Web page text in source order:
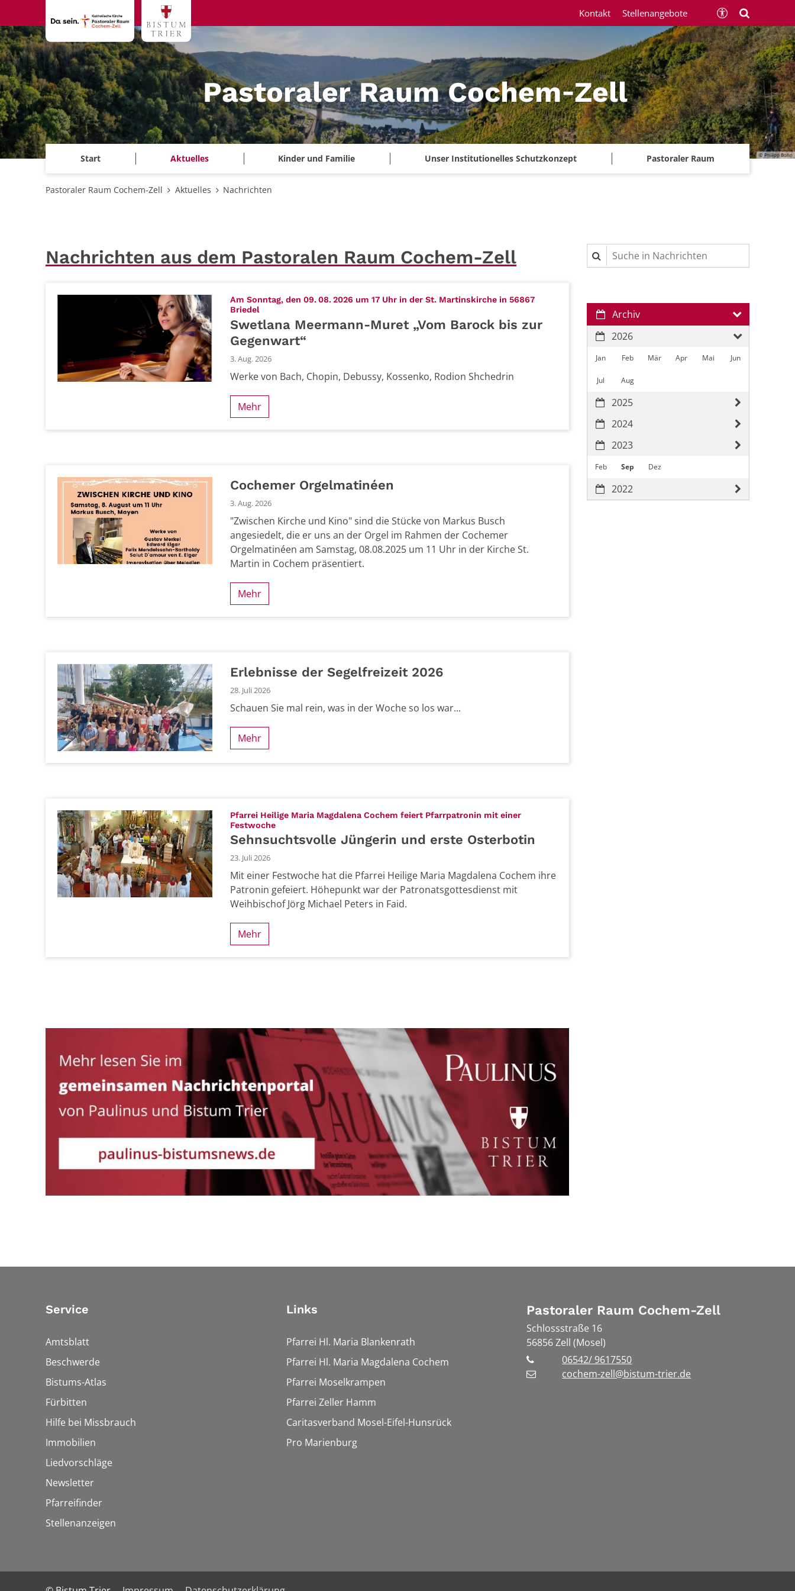
© Philipp Bohn
Pastoraler Raum Cochem‑Zell
Start Aktuelles Kinder und Familie Unser Institutionelles Schutzkonzept Pastoraler Raum
Kontakt Stellenangebote
Pastoraler Raum Cochem-Zell Aktuelles Nachrichten
Nachrichten aus dem Pastoralen Raum Cochem-Zell
Am Sonntag, den 09. 08. 2026 um 17 Uhr in der St. Martinskirche in 56867
Briedel
Swetlana Meermann-Muret „Vom Barock bis zur
Gegenwart“
3. Aug. 2026
Werke von Bach, Chopin, Debussy, Kossenko, Rodion Shchedrin
Mehr
Cochemer Orgelmatinéen
3. Aug. 2026
"Zwischen Kirche und Kino" sind die Stücke von Markus Busch
angesiedelt, die er uns an der Orgel im Rahmen der Cochemer
Orgelmatinéen am Samstag, 08.08.2025 um 11 Uhr in der Kirche St.
Martin in Cochem präsentiert.
Mehr
Erlebnisse der Segelfreizeit 2026
28. Juli 2026
Schauen Sie mal rein, was in der Woche so los war...
Mehr
Pfarrei Heilige Maria Magdalena Cochem feiert Pfarrpatronin mit einer
Festwoche:
Sehnsuchtsvolle Jüngerin und erste Osterbotin
23. Juli 2026
Mit einer Festwoche hat die Pfarrei Heilige Maria Magdalena Cochem ihre
Patronin gefeiert. Höhepunkt war der Patronatsgottesdienst mit
Weihbischof Jörg Michael Peters in Faid.
Mehr
Suche in Nachrichten
Archiv
2026
Jan Feb Mär Apr Mai Jun
Jul Aug
2025
2024
2023
Feb Sep Dez
2022
Service
Amtsblatt
Beschwerde
Bistums-Atlas
Fürbitten
Hilfe bei Missbrauch
Immobilien
Liedvorschläge
Newsletter
Pfarreifinder
Stellenanzeigen
Links
Pfarrei Hl. Maria Blankenrath
Pfarrei Hl. Maria Magdalena Cochem
Pfarrei Moselkrampen
Pfarrei Zeller Hamm
Caritasverband Mosel-Eifel-Hunsrück
Pro Marienburg
Pastoraler Raum Cochem-Zell
Schlossstraße 16
56856Zell (Mosel)
06542/ 9617550
cochem-zell@bistum-trier.de